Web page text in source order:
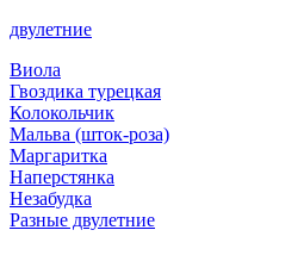
двулетние
Виола
Гвоздика турецкая
Колокольчик
Мальва (шток-роза)
Маргаритка
Наперстянка
Незабудка
Разные двулетние